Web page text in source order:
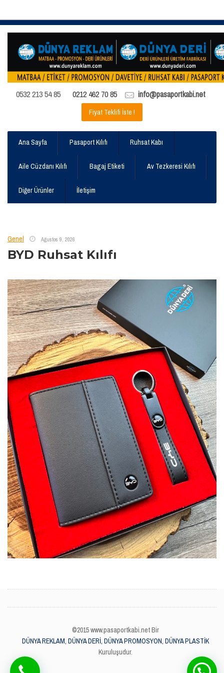
0532 213 54 85 0212 462 70 85 info@pasaportkabi.net
Fiyat Teklifi İste !
Ana Sayfa Pasaport Kılıfı Ruhsat Kabı
Aile Cüzdanı Kılıfı Bagaj Etiketi Av Tezkeresi Kılıfı
Diğer Ürünler İletişim
Genel Ağustos 9, 2026
BYD Ruhsat Kılıfı
©2015 www.pasaportkabi.net Bir
DÜNYA REKLAM, DÜNYA DERİ, DÜNYA PROMOSYON, DÜNYA PLASTİK
Kuruluşudur.